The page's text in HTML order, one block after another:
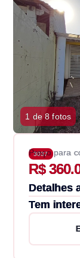
1 de 8 fotos
3037
Preço para
R$
Detalhes
Tem